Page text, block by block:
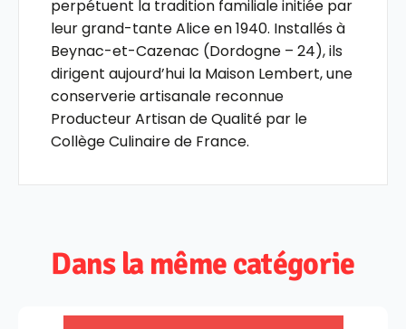
perpétuent la tradition familiale initiée par
leur grand-tante Alice en 1940. Installés à
Beynac-et-Cazenac (Dordogne – 24), ils
dirigent aujourd’hui la Maison Lembert, une
conserverie artisanale reconnue
Producteur Artisan de Qualité par le
Collège Culinaire de France.
Dans la même catégorie